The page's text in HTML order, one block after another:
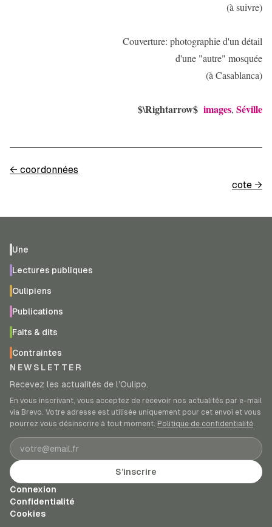
(à suivre)
Couverture: photographie d'un détail
d'une "autre" mosquée
(à Casablanca)
$\Rightarrow$ images, Séville
← coordonnées
cote →
Une
Lectures publiques
Oulipiens
Publications
Faits & dits
Contraintes
NEWSLETTER
Recevez les actualités de l’Oulipo.
En vous inscrivant, vous acceptez de recevoir nos actualités par e-mail
via Brevo. Votre adresse est utilisée uniquement pour cet envoi et vous
pourrez vous désinscrire à tout moment. Politique de confidentialité.
Adresse e-mail
S’inscrire
Connexion
Confidentialité
Cookies